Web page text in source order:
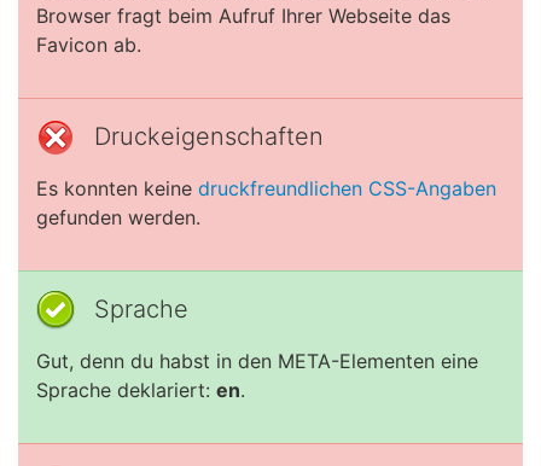
Browser fragt beim Aufruf Ihrer Webseite das
Favicon ab.
Druckeigenschaften
Es konnten keine druckfreundlichen CSS-Angaben
gefunden werden.
Sprache
Gut, denn du habst in den META-Elementen eine
Sprache deklariert: en.